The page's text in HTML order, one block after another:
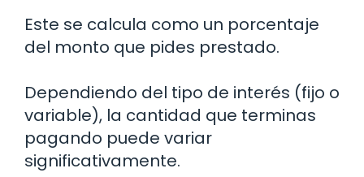
Este se calcula como un porcentaje
del monto que pides prestado.
Dependiendo del tipo de interés (fijo o
variable), la cantidad que terminas
pagando puede variar
significativamente.